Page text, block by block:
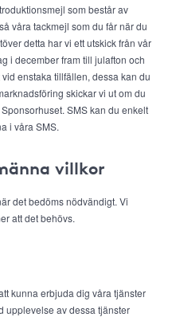
som består av
våra tackmejl som du får när du
detta har vi ett utskick från vår
i december fram till julafton och
enstaka tillfällen, dessa kan du
skickar vi ut om du
SMS kan du enkelt
i våra SMS.
villkor
det bedöms nödvändigt. Vi
att det behövs.
kunna erbjuda dig våra tjänster
upplevelse av dessa tjänster